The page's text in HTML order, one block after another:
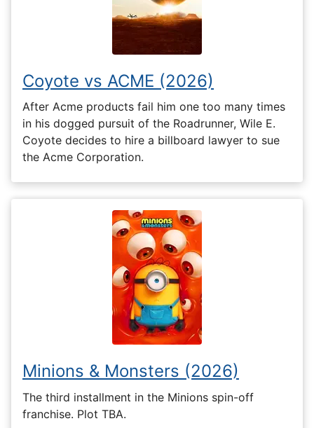
Coyote vs ACME (2026)
After Acme products fail him one too many times
in his dogged pursuit of the Roadrunner, Wile E.
Coyote decides to hire a billboard lawyer to sue
the Acme Corporation.
Minions & Monsters (2026)
The third installment in the Minions spin-off
franchise. Plot TBA.